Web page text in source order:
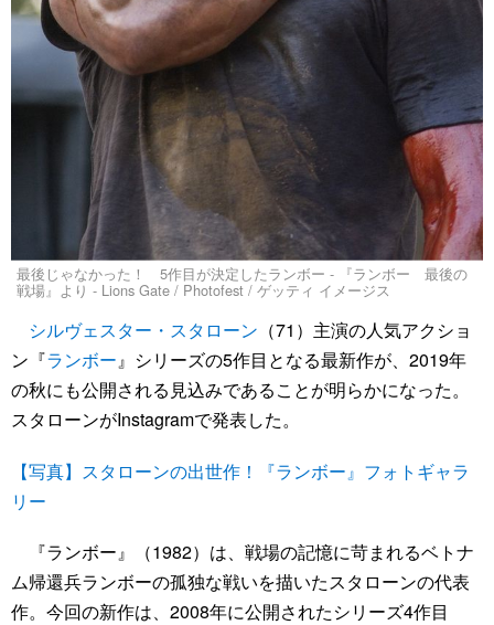
最後じゃなかった！ 5作目が決定したランボー - 『ランボー 最後の
戦場』より - Lions Gate / Photofest / ゲッティ イメージス
シルヴェスター・スタローン （71）主演の人気アクショ
ン『ランボー』シリーズの5作目となる最新作が、2019年
の秋にも公開される見込みであることが明らかになった。
スタローンがInstagramで発表した。
【写真】スタローンの出世作！『ランボー』フォトギャラ
リー
『ランボー』（1982）は、戦場の記憶に苛まれるベトナ
ム帰還兵ランボーの孤独な戦いを描いたスタローンの代表
作。今回の新作は、2008年に公開されたシリーズ4作目